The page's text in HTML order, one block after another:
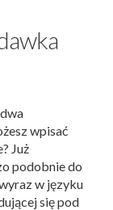
wpisać
Już
podobnie do
w języku
się pod